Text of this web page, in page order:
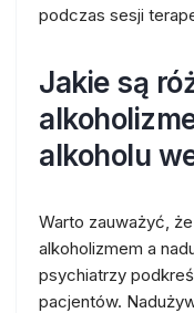
podczas sesji
Jakie są
alkoholu
Warto zauważyć,
alkoholizmem a
psychiatrzy
pacjentów.